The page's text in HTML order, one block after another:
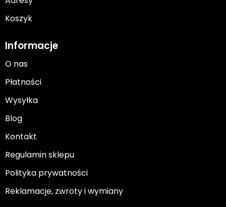
Koszyk
Informacje
O nas
Płatności
Wysyłka
Blog
Kontakt
Regulamin sklepu
Polityka prywatności
Reklamacje, zwroty i wymiany